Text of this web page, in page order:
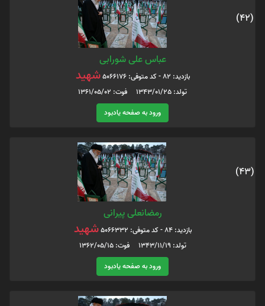
(42)
عباس علی شورابی
بازدید: 82 - کد متوفی: 5066176 شهید
تولد: 1343/01/25 فوت: 1361/05/02
ورود به صفحه یادبود
(43)
رمضانعلی پیرانی
بازدید: 84 - کد متوفی: 5066332 شهید
تولد: 1343/11/19 فوت: 1362/05/15
ورود به صفحه یادبود